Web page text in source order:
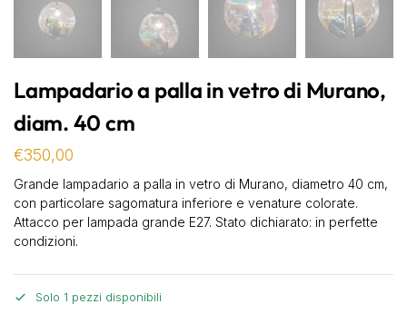
Lampadario a palla in vetro di Murano,
diam. 40 cm
€350,00
Grande lampadario a palla in vetro di Murano, diametro 40 cm,
con particolare sagomatura inferiore e venature colorate.
Attacco per lampada grande E27. Stato dichiarato: in perfette
condizioni.
Solo 1 pezzi disponibili